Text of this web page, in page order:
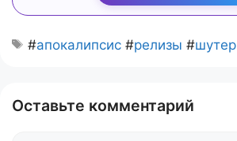
#апокалипсис #релизы #шутер
Оставьте комментарий